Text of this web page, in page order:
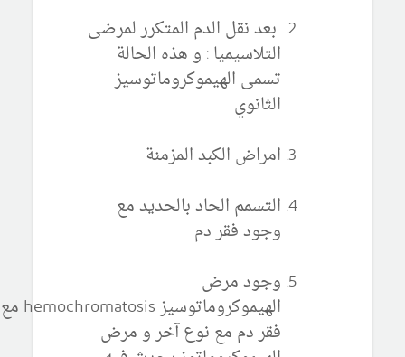
بعد نقل الدم المتكرر لمرضى
التلاسيميا : و هذه الحالة
تسمى الهيموكروماتوسيز
الثانوي
امراض الكبد المزمنة
التسمم الحاد بالحديد مع
وجود فقر دم
وجود مرض
الهيموكروماتوسيز hemochromatosis مع
فقر دم مع نوع آخر و مرض